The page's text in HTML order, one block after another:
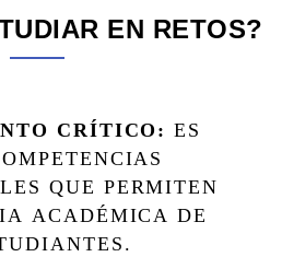
EN RETOS?
CRÍTICO: ES
QUE PERMITEN
ACADÉMICA DE